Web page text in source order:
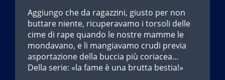
Aggiungo che da ragazzini, giusto per non
buttare niente, ricuperavamo i torsoli delle
cime di rape quando le nostre mamme le
mondavano, e li mangiavamo crudi previa
asportazione della buccia più coriacea…
Della serie: «la fame è una brutta bestia!»